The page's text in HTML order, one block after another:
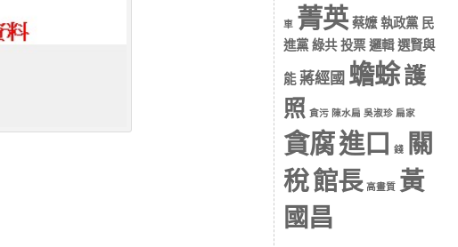
車 菁英 蔡嬤 執政黨 民
進黨 綠共 投票 邏輯 選賢與
能 蔣經國 蟾蜍護
照 貪污 陳水扁 吳淑珍 扁家
貪腐進口 錢
關
稅館長 高畫質 黃
國昌